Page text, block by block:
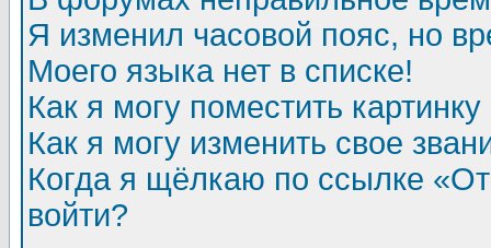
Я изменил часовой пояс, но
Моего языка нет в списке!
Как я могу поместить
Как я могу изменить свое
Когда я щёлкаю по ссылке
войти?